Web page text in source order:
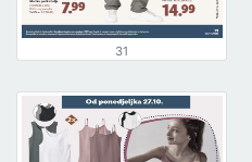
31